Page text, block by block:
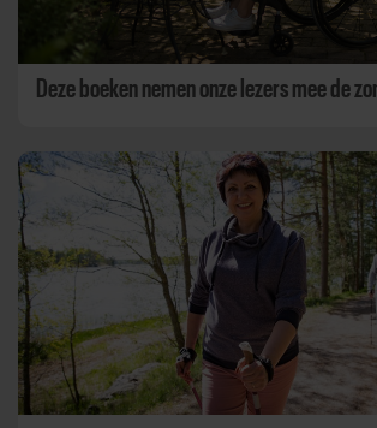
Deze boeken nemen onze lezers mee de